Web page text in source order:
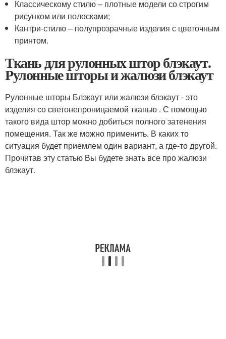
Классическому стилю – плотные модели со строгим
рисунком или полосками;
Кантри-стилю – полупрозрачные изделия с цветочным
принтом.
Ткань для рулонных штор блэкаут.
Рулонные шторы и жалюзи блэкаут
Рулонные шторы Блэкаут или жалюзи блэкаут - это
изделия со светонепроницаемой тканью . С помощью
такого вида штор можно добиться полного затенения
помещения. Так же можно применить. В каких то
ситуация будет приемлем один вариант, а где-то другой.
Прочитав эту статью Вы будете знать все про жалюзи
блэкаут.